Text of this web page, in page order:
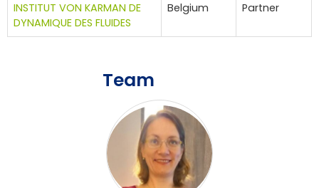
INSTITUT VON KARMAN DE
DYNAMIQUE DES FLUIDES
Belgium Partner
Team